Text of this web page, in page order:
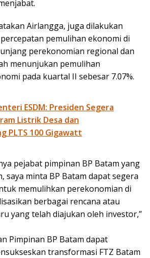
Airlangga, juga dilakukan
pemulihan ekonomi di
perekonomian regional dan
menunjukan pemulihan
pada kuartal II sebesar 7.07%.
ESDM: Presiden Segera
Listrik Desa dan
PLTS 100 Gigawatt
pejabat pimpinan BP Batam yang
saya minta BP Batam dapat segera
memulihkan perekonomian di
berbagai rencana atau
yang telah diajukan oleh investor,”
Pimpinan BP Batam dapat
transformasi FTZ Batam